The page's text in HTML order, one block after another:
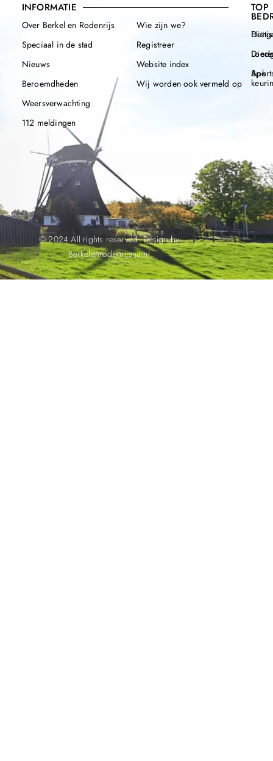
INFORMATIE
Over Berkel en Rodenrijs
Speciaal in de stad
Nieuws
Beroemdheden
Weersverwachting
112 meldingen
Wie zijn we?
Registreer
Website index
Wij worden ook vermeld op
TOP
Apk
© 2024 All rights reserved. Design by
Berkelenrodenrijsnu.nl